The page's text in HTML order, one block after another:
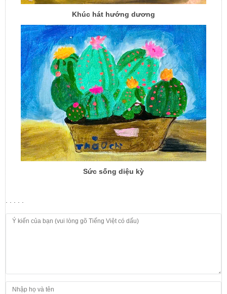
Khúc hát hướng dương
Sức sống diệu kỳ
. . . . .